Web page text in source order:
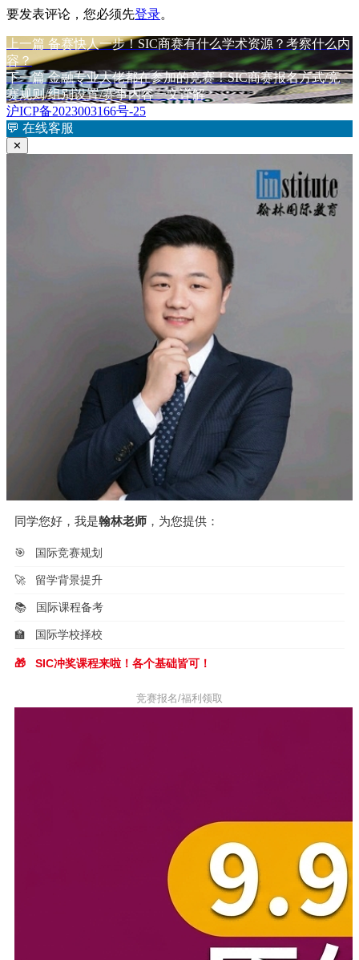
要发表评论，您必须先登录。
文
章
导
航
上一篇 上
篇
文
章：
备赛快人一步！SIC商赛有什么学术资源？考察什么内
容？
下一篇下
篇
文
章：
金融专业大佬都在参加的竞赛！SIC商赛报名方式/竞
赛规则/组别设置/赛事内容一文详解
沪ICP备2023003166号-25
💬 在线客服
✕
同学您好，我是翰林老师 ，为您提供：
🎯 国际竞赛规划
🚀 留学背景提升
📚 国际课程备考
🏫 国际学校择校
🎁 SIC冲奖课程来啦！各个基础皆可！
竞赛报名/福利领取